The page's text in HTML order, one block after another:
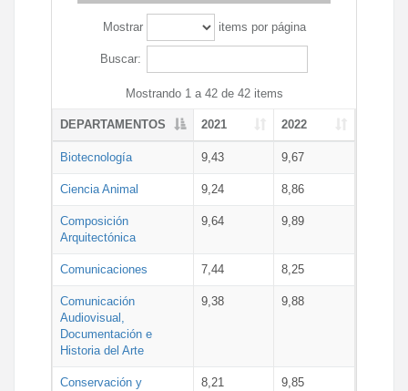
Mostrar items por página
Buscar:
Mostrando 1 a 42 de 42 items
DEPARTAMENTOS 2021 2022
Biotecnología 9,43 9,67
Ciencia Animal 9,24 8,86
Composición
Arquitectónica
9,64 9,89
Comunicaciones 7,44 8,25
Comunicación
Audiovisual,
Documentación e
Historia del Arte
9,38 9,88
Conservación y
8,21 9,85